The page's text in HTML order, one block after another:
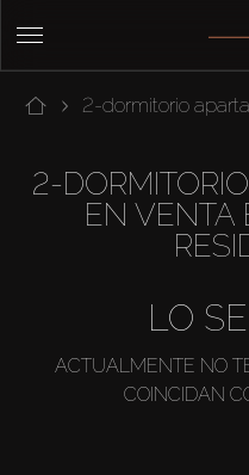
2-dormitorio
2-
EN VENTA
LO
ACTUALMENTE NO
COINCIDAN